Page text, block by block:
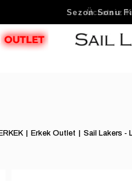
Sezon Sonu
ERKEK Erkek Outlet Sail Lakers -